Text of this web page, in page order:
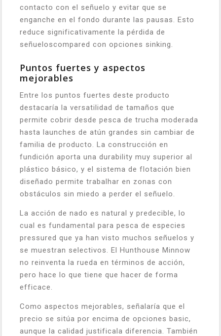
contacto con el señuelo y evitar que se
enganche en el fondo durante las pausas. Esto
reduce significativamente la pérdida de
señueloscompared con opciones sinking.
Puntos fuertes y aspectos
mejorables
Entre los puntos fuertes deste producto
destacaría la versatilidad de tamaños que
permite cobrir desde pesca de trucha moderada
hasta launches de atún grandes sin cambiar de
familia de producto. La construcción en
fundición aporta una durability muy superior al
plástico básico, y el sistema de flotación bien
diseñado permite trabalhar en zonas con
obstáculos sin miedo a perder el señuelo.
La acción de nado es natural y predecible, lo
cual es fundamental para pesca de especies
pressured que ya han visto muchos señuelos y
se muestran selectivos. El Hunthouse Minnow
no reinventa la rueda en términos de acción,
pero hace lo que tiene que hacer de forma
efficace.
Como aspectos mejorables, señalaría que el
precio se sitúa por encima de opciones basic,
aunque la calidad justificala diferencia. También